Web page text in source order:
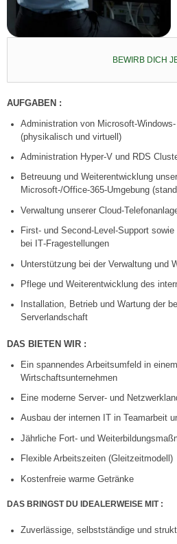
BEWIRB DICH
AUFGABEN :
Administration von
(physikalisch und virtuell)
Administration Hyper-V und RDS
Betreuung und Weiterentwicklung
Microsoft‑/Office‑365‑Umgebung
Verwaltung unserer
First‑ und Second‑Level‑Support
bei IT‑Fragestellungen
Unterstützung bei der Verwaltung und
Pflege und Weiterentwicklung des
Installation, Betrieb und Wartung der
Serverlandschaft
DAS BIETEN WIR :
Ein spannendes Arbeitsumfeld in
Wirtschaftsunternehmen
Eine moderne Server‑ und
Ausbau der internen IT in Teamarbeit
Jährliche Fort‑ und
Flexible Arbeitszeiten (Gleitzeitmodell)
Kostenfreie warme Getränke
DAS BRINGST DU IDEALERWEISE MIT :
Zuverlässige, selbstständige und